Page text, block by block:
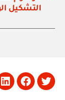
التشكيل
Twitter